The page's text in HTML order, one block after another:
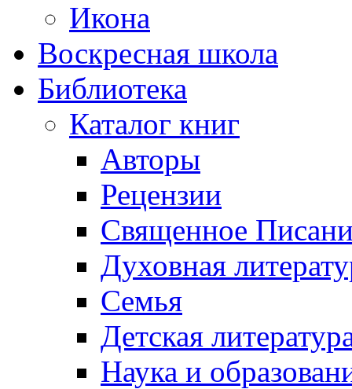
Икона
Воскресная школа
Библиотека
Каталог книг
Авторы
Рецензии
Священное
Духовная
Семья
Детская
Наука и